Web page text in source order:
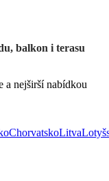
balkon i terasu
a nejširší nabídkou
ChorvatskoLitva